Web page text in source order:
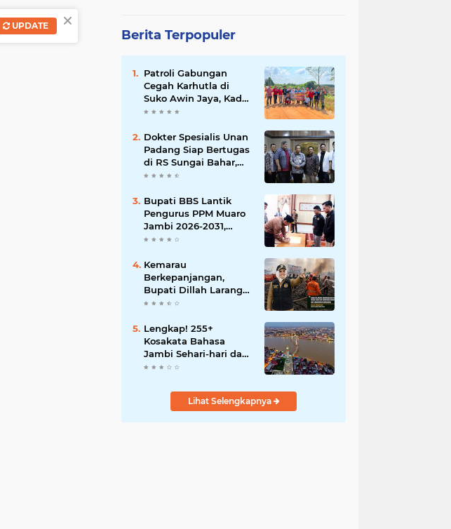
Berita Terpopuler
Patroli Gabungan
Cegah Karhutla di
Suko Awin Jaya, Kades
Idawati Gandeng PT
Dokter Spesialis Unan
Padang Siap Bertugas
di RS Sungai Bahar,
Bupati BBS Apresiasi`
Bupati BBS Lantik
Pengurus PPM Muaro
Jambi 2026-2031,
Dorong Pemuda Jadi
Kemarau
Berkepanjangan,
Bupati Dillah Larang
Camat Tinggalkan
Hadapi Karhutla dan
Kebakaran
Permukiman
Lengkap! 255+
Kosakata Bahasa
Jambi Sehari-hari dan
Artinya
Lihat Selengkapnya
×
UPDATE